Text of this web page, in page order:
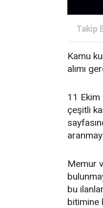
Kamu
alımı
11
çeşitli
Memur
bu
bitimine